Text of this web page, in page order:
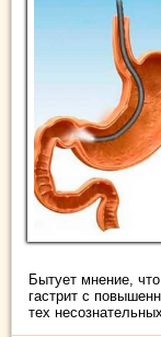
Бытует мнение,
гастрит с
тех